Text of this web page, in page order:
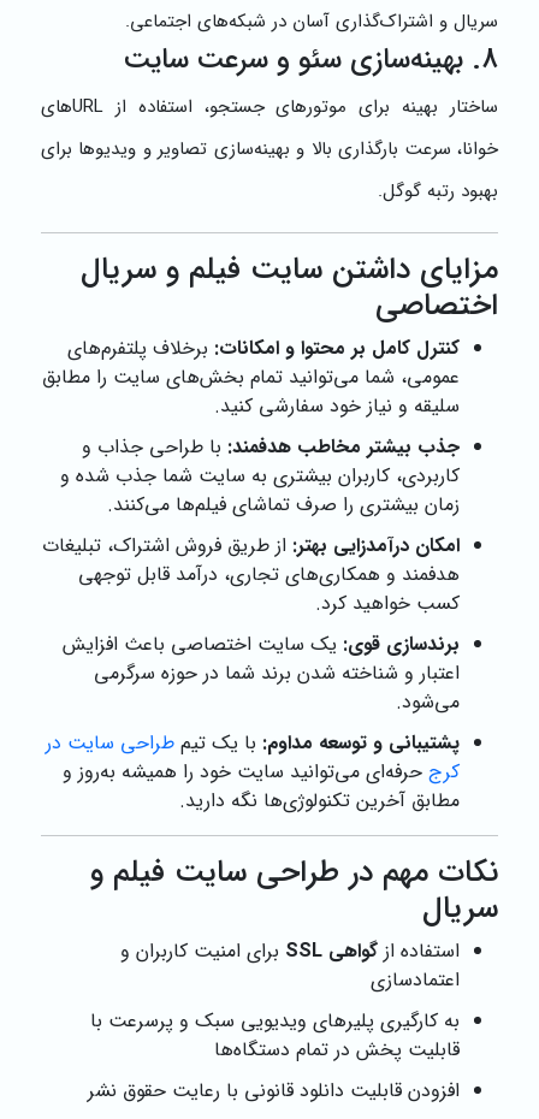
سریال و اشتراک‌گذاری آسان در شبکه‌های اجتماعی.
8. بهینه‌سازی سئو و سرعت سایت
ساختار بهینه برای موتورهای جستجو، استفاده از URLهای
خوانا، سرعت بارگذاری بالا و بهینه‌سازی تصاویر و ویدیوها برای
بهبود رتبه گوگل.
مزایای داشتن سایت فیلم و سریال
اختصاصی
کنترل کامل بر محتوا و امکانات: برخلاف پلتفرم‌های
عمومی، شما می‌توانید تمام بخش‌های سایت را مطابق
سلیقه و نیاز خود سفارشی کنید.
جذب بیشتر مخاطب هدفمند: با طراحی جذاب و
کاربردی، کاربران بیشتری به سایت شما جذب شده و
زمان بیشتری را صرف تماشای فیلم‌ها می‌کنند.
امکان درآمدزایی بهتر: از طریق فروش اشتراک، تبلیغات
هدفمند و همکاری‌های تجاری، درآمد قابل توجهی
کسب خواهید کرد.
برندسازی قوی: یک سایت اختصاصی باعث افزایش
اعتبار و شناخته شدن برند شما در حوزه سرگرمی
می‌شود.
پشتیبانی و توسعه مداوم: با یک تیم طراحی سایت در
کرج حرفه‌ای می‌توانید سایت خود را همیشه به‌روز و
مطابق آخرین تکنولوژی‌ها نگه دارید.
نکات مهم در طراحی سایت فیلم و
سریال
استفاده از گواهی SSL
برای امنیت کاربران و
اعتمادسازی
به کارگیری پلیرهای ویدیویی سبک و پرسرعت با
قابلیت پخش در تمام دستگاه‌ها
افزودن قابلیت دانلود قانونی با رعایت حقوق نشر